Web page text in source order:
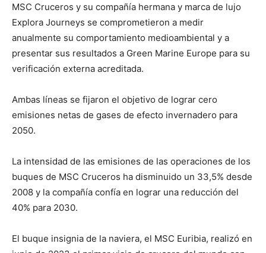
MSC Cruceros y su compañía hermana y marca de lujo
Explora Journeys se comprometieron a medir
anualmente su comportamiento medioambiental y a
presentar sus resultados a Green Marine Europe para su
verificación externa acreditada.
Ambas líneas se fijaron el objetivo de lograr cero
emisiones netas de gases de efecto invernadero para
2050.
La intensidad de las emisiones de las operaciones de los
buques de MSC Cruceros ha disminuido un 33,5% desde
2008 y la compañía confía en lograr una reducción del
40% para 2030.
El buque insignia de la naviera, el MSC Euribia, realizó en